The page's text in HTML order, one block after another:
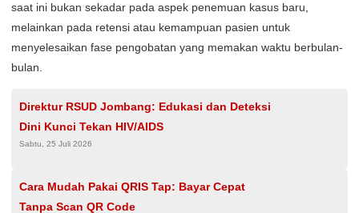
saat ini bukan sekadar pada aspek penemuan kasus baru,
melainkan pada retensi atau kemampuan pasien untuk
menyelesaikan fase pengobatan yang memakan waktu berbulan-
bulan.
Direktur RSUD Jombang: Edukasi dan Deteksi
Dini Kunci Tekan HIV/AIDS
Sabtu, 25 Juli 2026
Cara Mudah Pakai QRIS Tap: Bayar Cepat
Tanpa Scan QR Code